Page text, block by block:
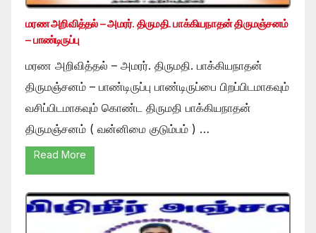
மரண அறிவித்தல் – அமரர். திருமதி. பாக்கியநாதன் திருமஞ்சனம்
– பாண்டிருப்பு
மரண அறிவித்தல் – அமரர். திருமதி. பாக்கியநாதன்
திருமஞ்சனம் – பாண்டிருப்பு பாண்டிருப்பை பிறப்பிடமாகவும்
வசிப்பிடமாகவும் கொண்ட திருமதி பாக்கியநாதன்
திருமஞ்சனம் ( வன்னிமை குடும்பம் ) …
Read More